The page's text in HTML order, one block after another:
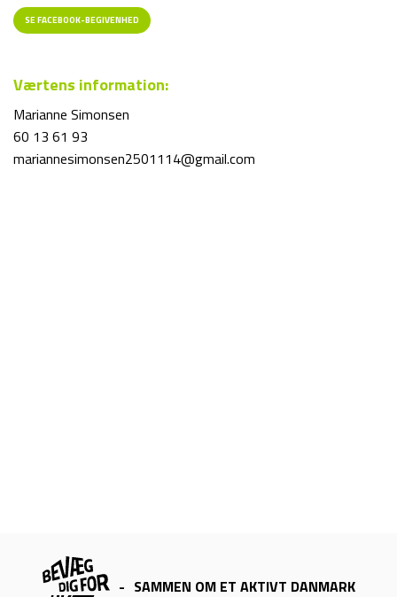
SE FACEBOOK-BEGIVENHED
Værtens information:
Marianne Simonsen
60 13 61 93
mariannesimonsen2501114@gmail.com
- SAMMEN OM ET AKTIVT DANMARK